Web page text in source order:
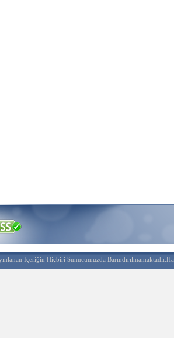
İçeriğin Hiçbiri Sunucumuzda